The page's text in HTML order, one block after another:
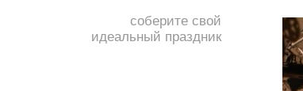
соберите свой
идеальный праздник